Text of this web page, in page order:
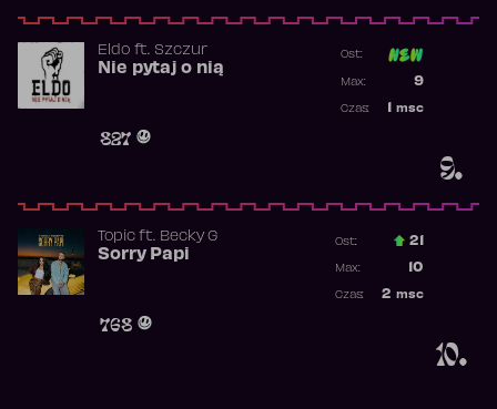
9.
Eldoft. Szczur
Nie pytaj o nią
827
Ost:
9
Max:
msc
Czas:
10.
Topicft. Becky G
Sorry Papi
768
Ost.: 21
10
Max:
2 msc
Czas: